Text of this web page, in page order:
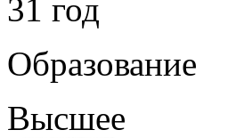
31 год
Образование
Высшее